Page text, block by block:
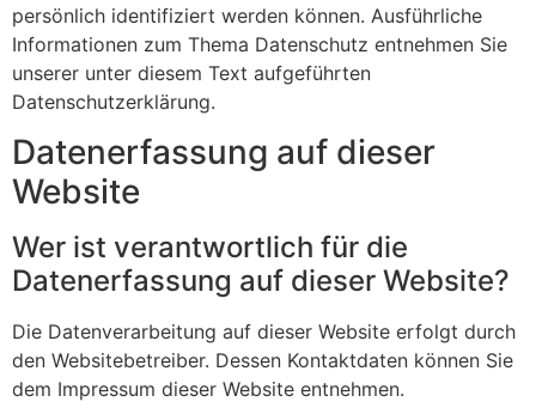
persönlich identifiziert werden können. Ausführliche
Informationen zum Thema Datenschutz entnehmen Sie
unserer unter diesem Text aufgeführten
Datenschutzerklärung.
Datenerfassung auf dieser
Website
Wer ist verantwortlich für die
Datenerfassung auf dieser Website?
Die Datenverarbeitung auf dieser Website erfolgt durch
den Websitebetreiber. Dessen Kontaktdaten können Sie
dem Impressum dieser Website entnehmen.